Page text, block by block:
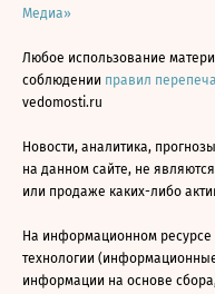
Медиа»
Любое использование
соблюдении правил
vedomosti.ru
Новости, аналитика,
на данном сайте, не
или продаже каких-либо
На информационном
технологии
информации на основе